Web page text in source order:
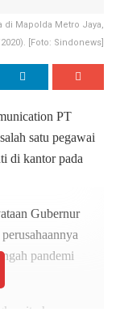
di Mapolda Metro Jaya,
[Foto: Sindonews]
PT
satu pegawai
di kantor pada
Gubernur
pandemi
itu hanya